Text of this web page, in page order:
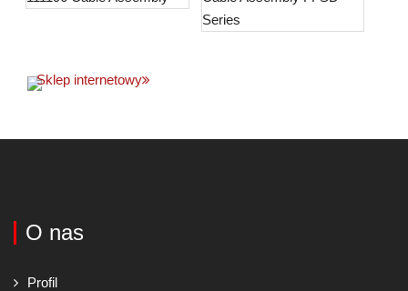
Sklep internetowy
O nas
Profil